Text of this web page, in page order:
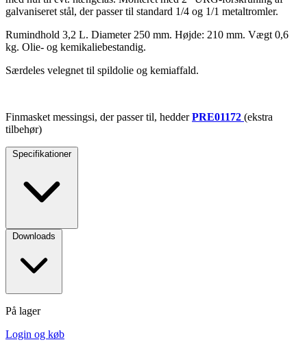
galvaniseret stål, der passer til standard 1/4 og 1/1 metaltromler.
Rumindhold 3,2 L. Diameter 250 mm. Højde: 210 mm. Vægt 0,6
kg. Olie- og kemikaliebestandig.
Særdeles velegnet til spildolie og kemiaffald.
Finmasket messingsi, der passer til, hedderPRE01172 (ekstra
tilbehør)
Specifikationer
Downloads
På lager
Login og køb